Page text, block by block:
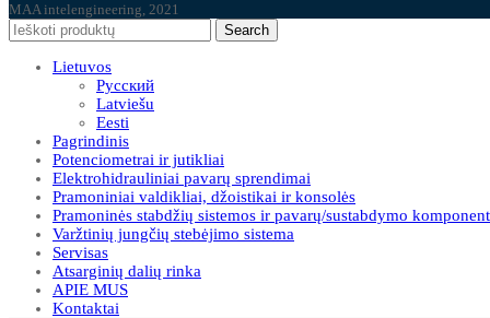
MAA intelengineering, 2021
Search
Lietuvos
Русский
Latviešu
Eesti
Pagrindinis
Potenciometrai ir jutikliai
Elektrohidrauliniai pavarų sprendimai
Pramoniniai valdikliai, džoistikai ir konsolės
Pramoninės stabdžių sistemos ir pavarų/sustabdymo
Varžtinių jungčių stebėjimo sistema
Servisas
Atsarginių dalių rinka
APIE MUS
Kontaktai